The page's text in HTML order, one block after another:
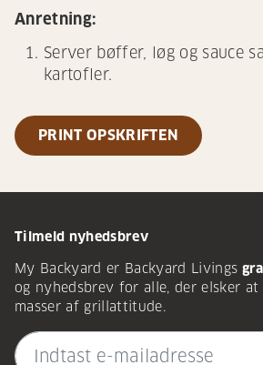
Anretning:
Server bøffer, løg og sauce
kartofler.
PRINT OPSKRIFTEN
Tilmeld nyhedsbrev
My Backyard er Backyard Livings
og nyhedsbrev for alle, der elsker
masser af grillattitude.